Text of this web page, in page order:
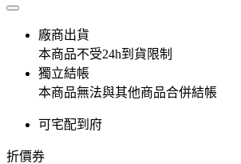
廠商出貨
本商品不受24h到貨限制
獨立結帳
本商品無法與其他商品合併結帳
可宅配到府
折價券